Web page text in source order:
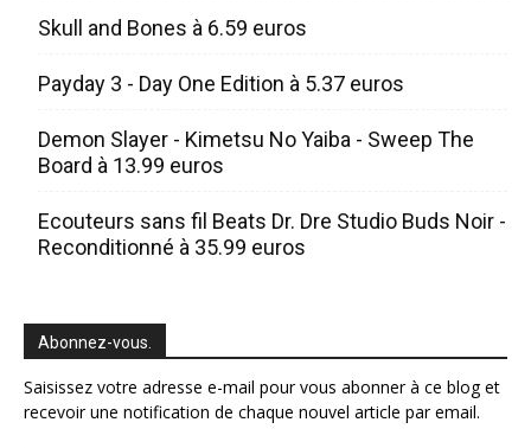
Skull and Bones à 6.59 euros
Payday 3 - Day One Edition à 5.37 euros
Demon Slayer - Kimetsu No Yaiba - Sweep The
Board à 13.99 euros
Ecouteurs sans fil Beats Dr. Dre Studio Buds Noir -
Reconditionné à 35.99 euros
Abonnez-vous.
Saisissez votre adresse e-mail pour vous abonner à ce blog et
recevoir une notification de chaque nouvel article par email.